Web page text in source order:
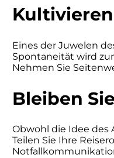
Eines der Juwelen
Spontaneität wird
Nehmen Sie
Bleiben
Obwohl die Idee des
Teilen Sie Ihre